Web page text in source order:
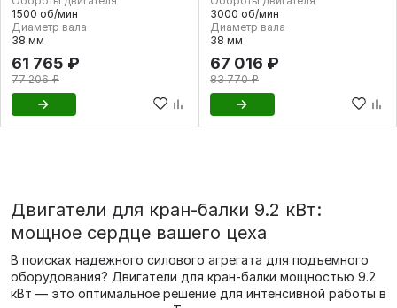
1500 об/мин
Диаметр вала
38 мм
61 765 ₽
77 206 ₽
3000 об/мин
Диаметр вала
38 мм
67 016 ₽
83 770 ₽
Двигатели для кран-балки 9.2 кВт:
мощное сердце вашего цеха
В поисках надежного силового агрегата для подъемного
оборудования? Двигатели для кран-балки мощностью 9.2
кВт — это оптимальное решение для интенсивной работы в